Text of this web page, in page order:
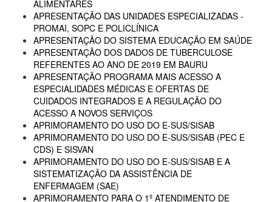
ALIMENTARES
APRESENTAÇÃO DAS UNIDADES ESPECIALIZADAS -
PROMAI, SOPC E POLICLÍNICA
APRESENTAÇÃO DO SISTEMA EDUCAÇÃO EM SAÚDE
APRESENTAÇÃO DOS DADOS DE TUBERCULOSE
REFERENTES AO ANO DE 2019 EM BAURU
APRESENTAÇÃO PROGRAMA MAIS ACESSO A
ESPECIALIDADES MÉDICAS E OFERTAS DE
CUIDADOS INTEGRADOS E A REGULAÇÃO DO
ACESSO A NOVOS SERVIÇOS
APRIMORAMENTO DO USO DO E-SUS/SISAB
APRIMORAMENTO DO USO DO E-SUS/SISAB (PEC E
CDS) E SISVAN
APRIMORAMENTO DO USO DO E-SUS/SISAB E A
SISTEMATIZAÇÃO DA ASSISTÊNCIA DE
ENFERMAGEM (SAE)
APRIMORAMENTO PARA O 1º ATENDIMENTO DE